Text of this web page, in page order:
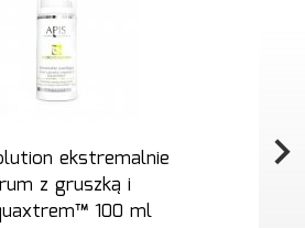
ekstremalnie
z gruszką i
100 ml